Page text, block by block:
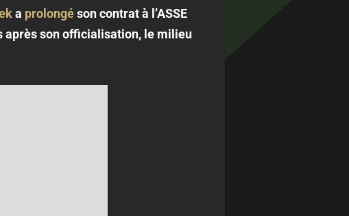
a prolongéson contrat à l’ASSE
après son officialisation, le milieu